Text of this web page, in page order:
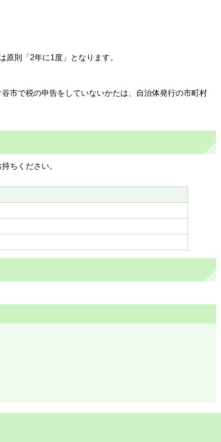
則「2年に1度」となります。
市で税の申告をしていないかたは、自治体発行の市町村
ちください。